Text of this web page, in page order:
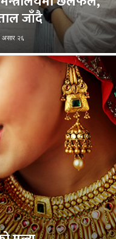
जाँदै
२६